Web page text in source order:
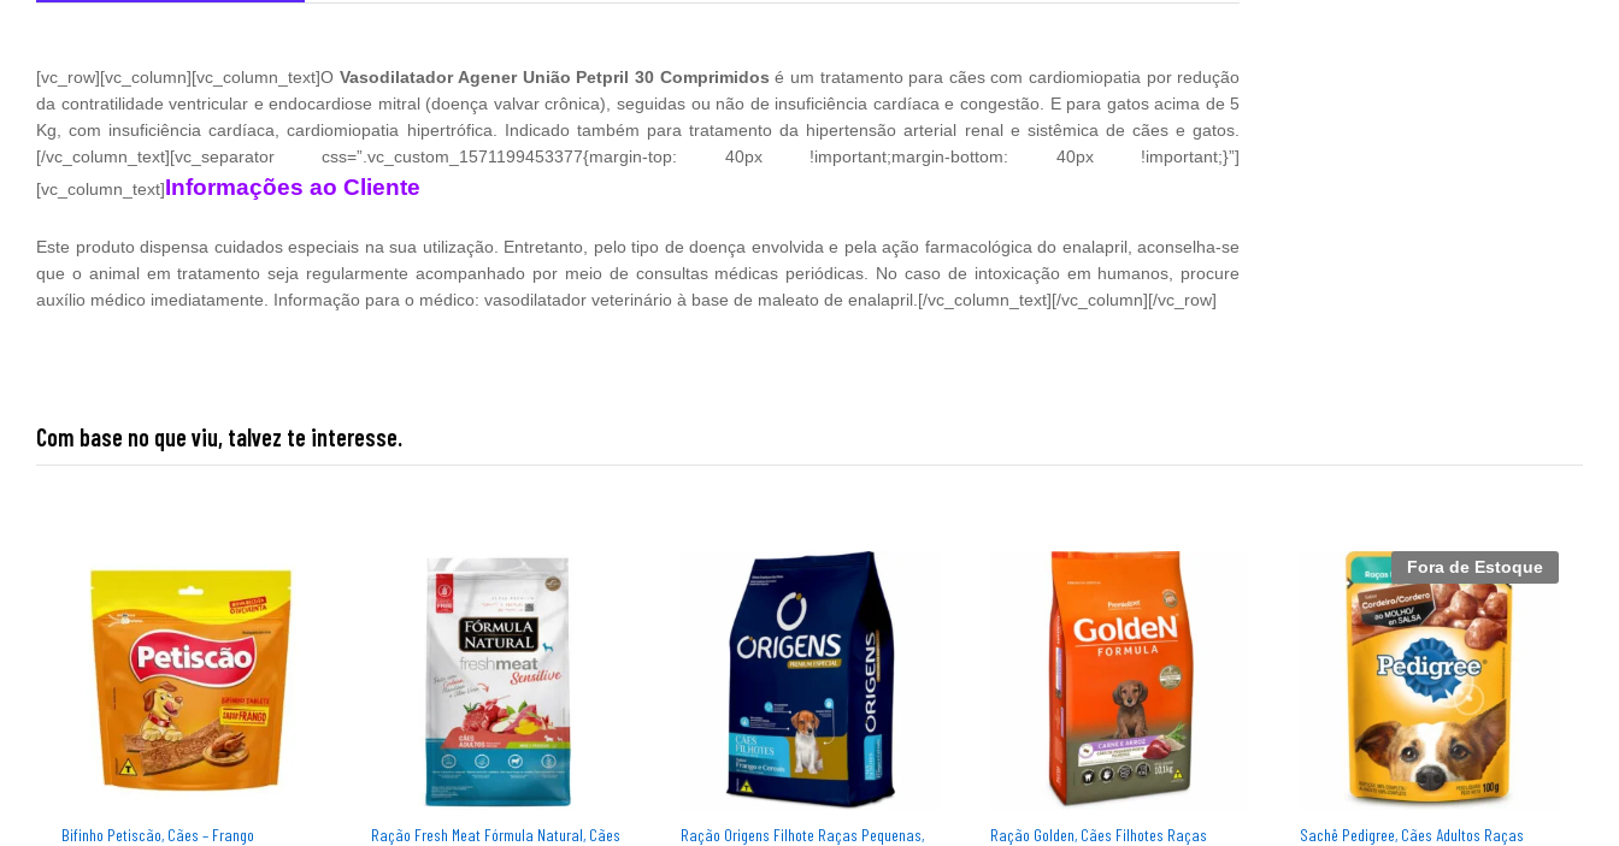
[vc_row][vc_column][vc_column_text]O Vasodilatador Agener União Petpril 30 Comprimidos é um tratamento para cães com cardiomiopatia por redução
da contratilidade ventricular e endocardiose mitral (doença valvar crônica), seguidas ou não de insuficiência cardíaca e congestão. E para gatos acima de 5
Kg, com insuficiência cardíaca, cardiomiopatia hipertrófica. Indicado também para tratamento da hipertensão arterial renal e sistêmica de cães e gatos.
[/vc_column_text][vc_separator css=”.vc_custom_1571199453377{margin-top: 40px !important;margin-bottom: 40px !important;}”]
[vc_column_text]Informações ao Cliente
Este produto dispensa cuidados especiais na sua utilização. Entretanto, pelo tipo de doença envolvida e pela ação farmacológica do enalapril, aconselha-se
que o animal em tratamento seja regularmente acompanhado por meio de consultas médicas periódicas. No caso de intoxicação em humanos, procure
auxílio médico imediatamente. Informação para o médico: vasodilatador veterinário à base de maleato de enalapril.[/vc_column_text][/vc_column][/vc_row]
Com base no que viu, talvez te interesse.
Bifinho Petiscão, Cães – Frango
Ração Fresh Meat Fórmula Natural, Cães
Ração Origens Filhote Raças Pequenas,
Ração Golden, Cães Filhotes Raças
Fora de Estoque
Sachê Pedigree, Cães Adultos Raças